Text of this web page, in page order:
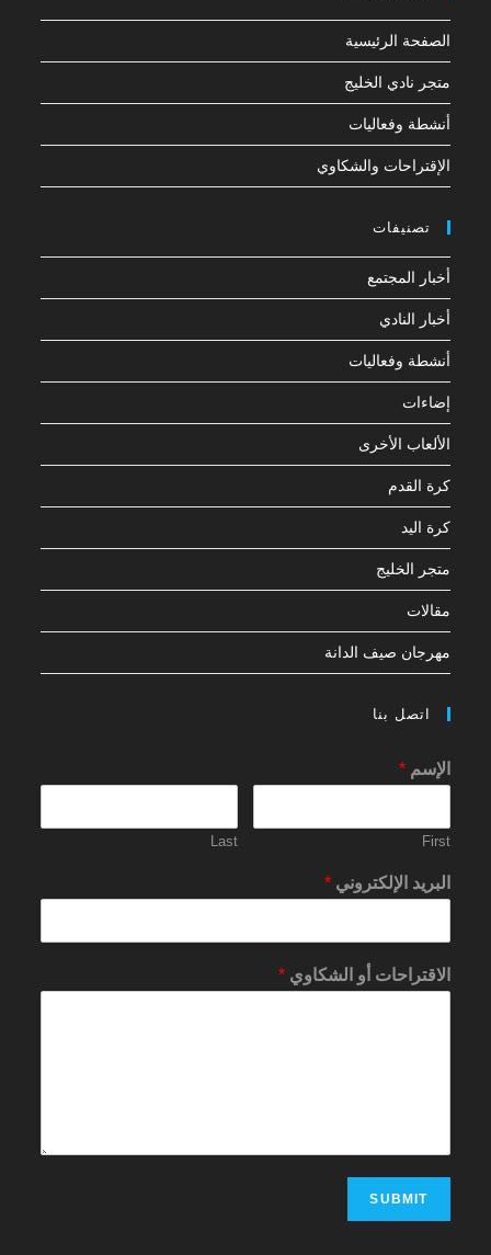
الصفحة الرئيسية
متجر نادي الخليج
أنشطة وفعاليات
الإقتراحات والشكاوي
تصنيفات
أخبار المجتمع
أخبار النادي
أنشطة وفعاليات
إضاءات
الألعاب الأخرى
كرة القدم
كرة اليد
متجر الخليج
مقالات
مهرجان صيف الدانة
اتصل بنا
الإسم*
First
Last
البريد الإلكتروني*
الاقتراحات أو الشكاوي*
SUBMIT